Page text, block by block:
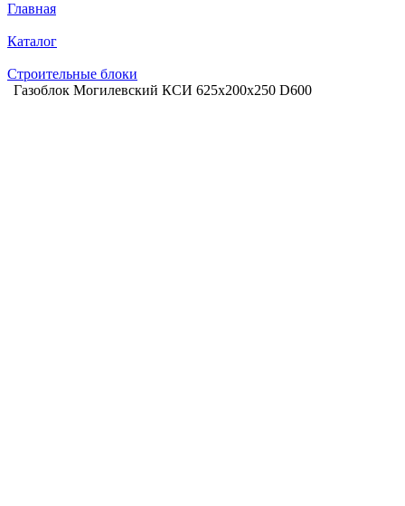
Главная
Каталог
Строительные блоки
Газоблок Могилевский КСИ 625х200х250 D600